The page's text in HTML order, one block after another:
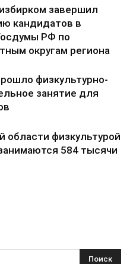
завершил
кандидатов в
РФ по
округам региона
физкультурно-
занятие для
области физкультурой
584 тысячи